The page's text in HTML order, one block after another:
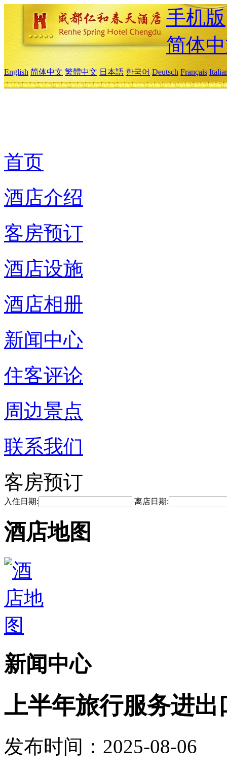
手机版
简体
English 简体中文 繁體中文 日本語 한국어 Deutsch Français
首页
酒店介绍
客房预订
酒店设施
酒店相册
新闻中心
住客评论
周边景点
联系我们
客房预订
入住日期: 离店日期:
酒店地图
新闻中心
上半年旅行服务进出
发布时间：2025-08-06